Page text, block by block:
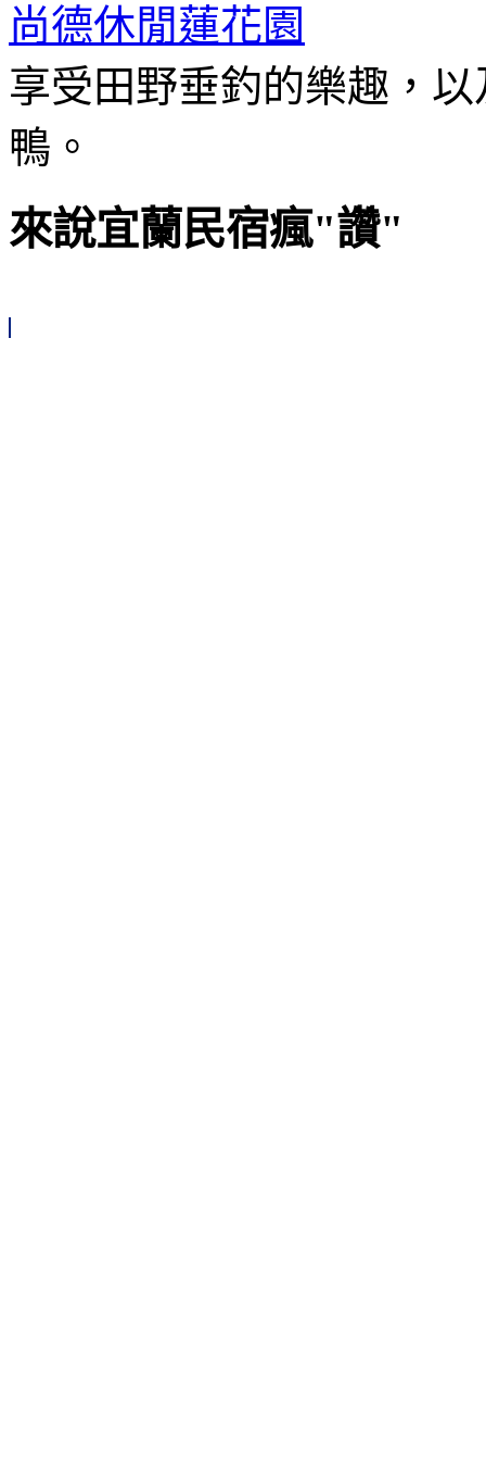
尚德休閒蓮花園
享受田野垂釣的樂趣，
鴨。
來說宜蘭民宿瘋"讚"